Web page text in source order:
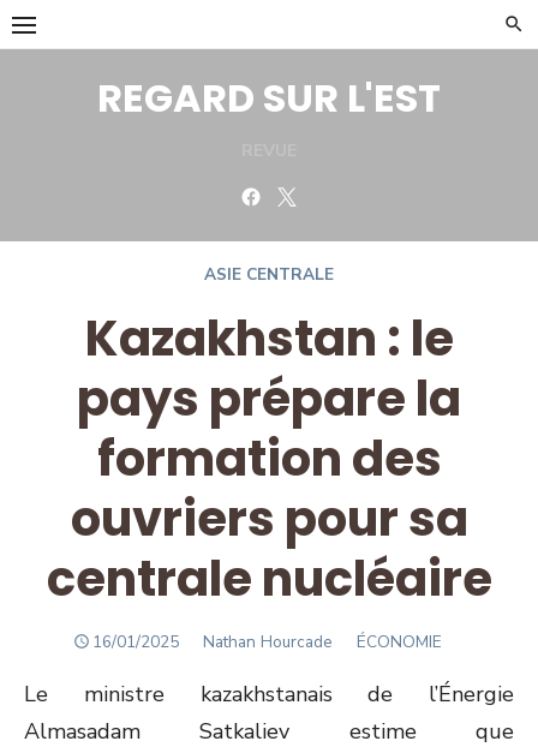
Skip
to
REGARD SUR L'EST
Facebook
ASIE CENTRALE
Kazakhstan : le
pays prépare la
formation des
ouvriers pour sa
centrale nucléaire
POSTED
16/01/2025 Author
Nathan Hourcade ÉCONOMIE
Le ministre kazakhstanais de l’Énergie
Almasadam Satkaliev estime que